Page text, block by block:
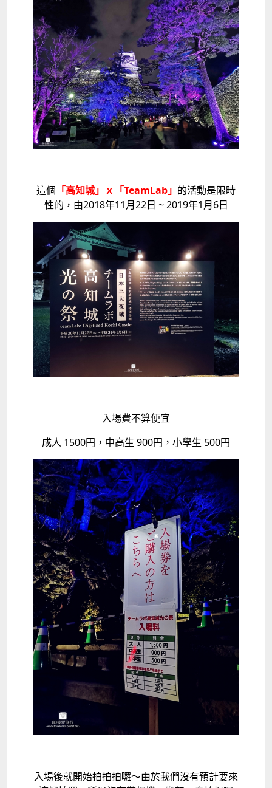
這個 「高知城」ｘ「TeamLab」 的活動是限時
性的，由2018年11月22日 ~ 2019年1月6日
入場費不算便宜
成人 1500円，中高生 900円，小學生 500円
入場後就開始拍拍拍囉～由於我們沒有預計要來